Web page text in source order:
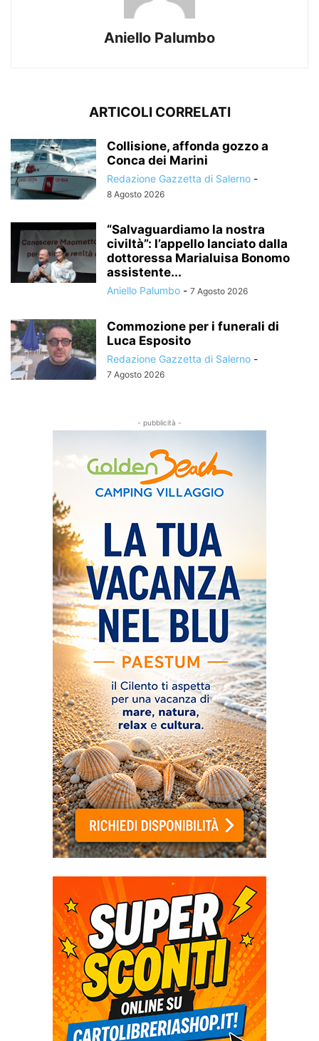
Aniello Palumbo
ARTICOLI CORRELATI
Collisione, affonda gozzo a
Conca dei Marini
Redazione Gazzetta di Salerno -
8 Agosto 2026
“Salvaguardiamo la nostra
civiltà”: l’appello lanciato dalla
dottoressa Marialuisa Bonomo
assistente...
Aniello Palumbo - 7 Agosto 2026
Commozione per i funerali di
Luca Esposito
Redazione Gazzetta di Salerno -
7 Agosto 2026
- pubblicità -